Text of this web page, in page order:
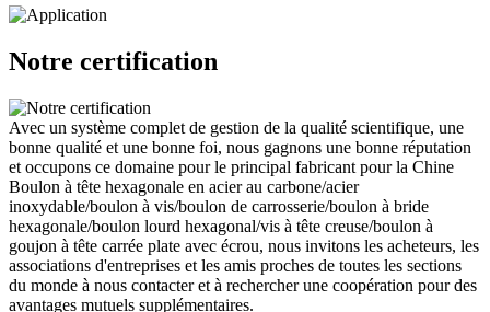
Notre certification
Avec un système complet de gestion de la qualité scientifique, une
bonne qualité et une bonne foi, nous gagnons une bonne réputation
et occupons ce domaine pour le principal fabricant pour la Chine
Boulon à tête hexagonale en acier au carbone/acier
inoxydable/boulon à vis/boulon de carrosserie/boulon à bride
hexagonale/boulon lourd hexagonal/vis à tête creuse/boulon à
goujon à tête carrée plate avec écrou, nous invitons les acheteurs, les
associations d'entreprises et les amis proches de toutes les sections
du monde à nous contacter et à rechercher une coopération pour des
avantages mutuels supplémentaires.